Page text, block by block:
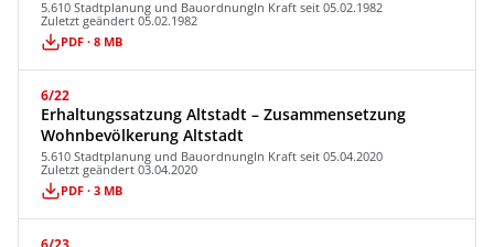
5.610 Stadtplanung und BauordnungIn Kraft seit 05.02.1982
Zuletzt geändert 05.02.1982
PDF · 8 MB
6/22
Erhaltungssatzung Altstadt – Zusammensetzung
Wohnbevölkerung Altstadt
5.610 Stadtplanung und BauordnungIn Kraft seit 05.04.2020
Zuletzt geändert 03.04.2020
PDF · 3 MB